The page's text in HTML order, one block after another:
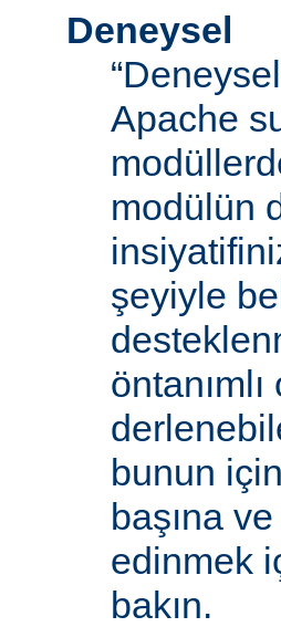
Deneysel
Apache
modülün
şeyiyle
bunun
başına
edinmek
bakın.